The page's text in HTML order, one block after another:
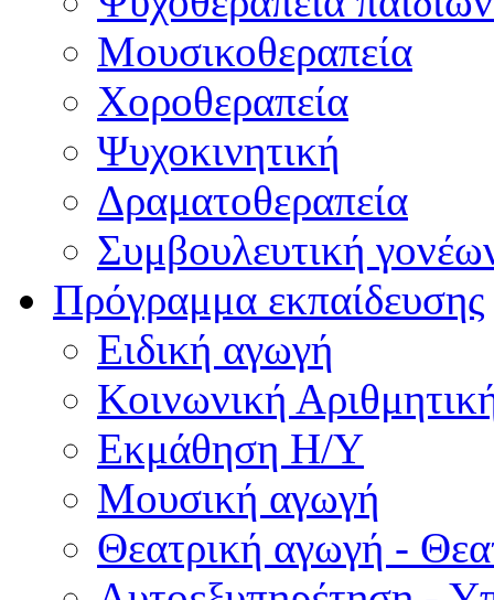
Μουσικοθεραπεία
Χοροθεραπεία
Ψυχοκινητική
Δραματοθεραπεία
Συμβουλευτική
Πρόγραμμα εκπαίδευσης
Ειδική αγωγή
Κοινωνική
Εκμάθηση Η/Υ
Μουσική αγωγή
Θεατρική αγωγή -